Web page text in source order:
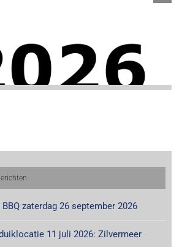
zaterdag 26 september 2026
11 juli 2026: Zilvermeer